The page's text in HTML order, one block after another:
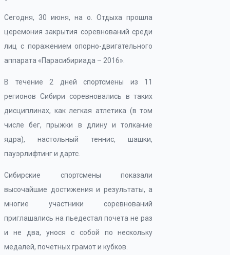
Сегодня, 30 июня, на о. Отдыха прошла
церемония закрытия соревнований среди
лиц с поражением опорно-двигательного
аппарата «Парасибириада – 2016».
В течение 2 дней спортсмены из 11
регионов Сибири соревновались в таких
дисциплинах, как легкая атлетика (в том
числе бег, прыжки в длину и толкание
ядра), настольный теннис, шашки,
пауэрлифтинг и дартс.
Сибирские спортсмены показали
высочайшие достижения и результаты, а
многие участники соревнований
приглашались на пьедестал почета не раз
и не два, унося с собой по нескольку
медалей, почетных грамот и кубков.